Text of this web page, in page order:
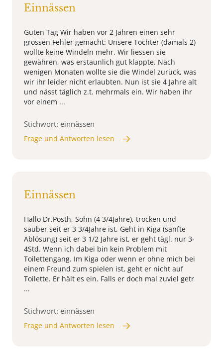
Einnässen
Guten Tag Wir haben vor 2 Jahren einen sehr
grossen Fehler gemacht: Unsere Tochter (damals 2)
wollte keine Windeln mehr. Wir liessen sie
gewähren, was erstaunlich gut klappte. Nach
wenigen Monaten wollte sie die Windel zurück, was
wir ihr leider nicht erlaubten. Nun ist sie 4 Jahre alt
und nässt täglich z.t. mehrmals ein. Wir haben ihr
vor einem ...
Stichwort: einnässen
Frage und Antworten lesen
Einnässen
Hallo Dr.Posth, Sohn (4 3/4Jahre), trocken und
sauber seit er 3 3/4Jahre ist, Geht in Kiga (sanfte
Ablösung) seit er 3 1/2 Jahre ist, er geht tägl. nur 3-
4Std. Wenn ich dabei bin kein Problem mit
Toilettengang. Im Kiga oder wenn er ohne mich bei
einem Freund zum spielen ist, geht er nicht auf
Toilette. Er hält es ein. Falls er doch mal zuviel getr
...
Stichwort: einnässen
Frage und Antworten lesen